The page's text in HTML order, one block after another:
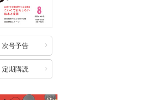
次号予告
定期購読